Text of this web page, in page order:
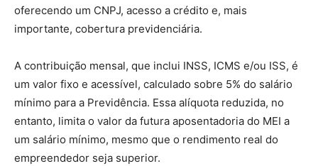
oferecendo um CNPJ, acesso a crédito e, mais
importante, cobertura previdenciária.
A contribuição mensal, que inclui INSS, ICMS e/ou ISS, é
um valor fixo e acessível, calculado sobre 5% do salário
mínimo para a Previdência. Essa alíquota reduzida, no
entanto, limita o valor da futura aposentadoria do MEI a
um salário mínimo, mesmo que o rendimento real do
empreendedor seja superior.